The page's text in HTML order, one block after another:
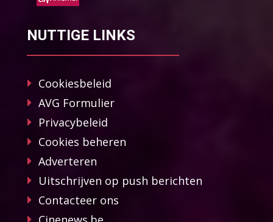
NUTTIGE LINKS
Cookiesbeleid
AVG Formulier
Privacybeleid
Cookies beheren
Adverteren
Uitschrijven op push berichten
Contacteer ons